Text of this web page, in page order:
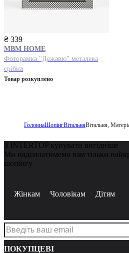
₴ 339
MBM HOME
Фоторамка "Дежавю" металева
срібна
Товар розкуплено
ГоловнаШопінгВітальняВітальня,
З INTERTOP купувати вигідніше
Ми надсилатимемо вам тільки
шопінгу
Жінкам Чоловікам Дітям
ПОКУПЦЕВІ